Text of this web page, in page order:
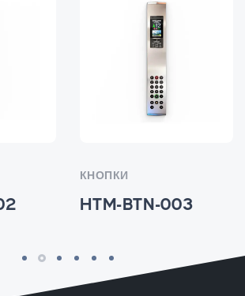
КНОПКИ
HTM-BTN-003